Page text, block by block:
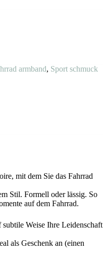
armband, Sport schmuck
mit dem Sie das Fahrrad
Stil. Formell oder lässig. So
auf dem Fahrrad.
subtile Weise Ihre Leidenschaft
als Geschenk an (einen